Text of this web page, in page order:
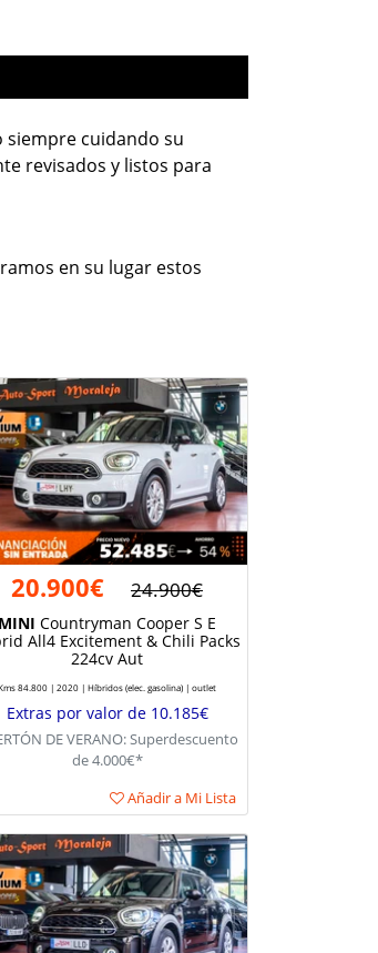
siempre cuidando su
revisados y listos para
en su lugar estos
20.900€ 24.900€
MINI Countryman Cooper S E
All4 Excitement & Chili Packs
224cv Aut
84.800 | 2020 | Híbridos (elec. gasolina) | outlet
Extras por valor de 10.185€
DE VERANO: Superdescuento
de 4.000€*
Añadir a Mi Lista